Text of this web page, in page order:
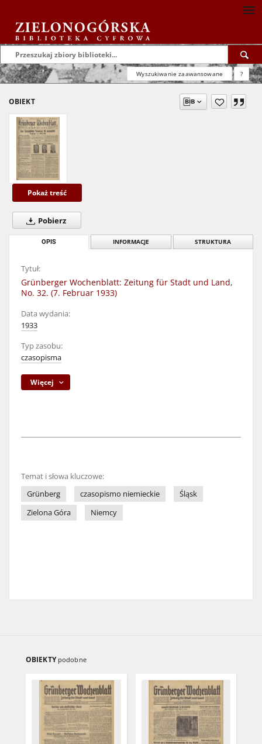
Wyszukiwanie zaawansowane ?
OBIEKT
Pokaż treść
Pobierz
OPIS INFORMACJE STRUKTURA
Tytuł:
Grünberger Wochenblatt: Zeitung für Stadt und Land,
No. 32. (7. Februar 1933)
Data wydania:
1933
Typ zasobu:
czasopisma
Więcej
Temat i słowa kluczowe:
Grünberg
czasopismo niemieckie
Śląsk
Zielona Góra
Niemcy
OBIEKTY podobne